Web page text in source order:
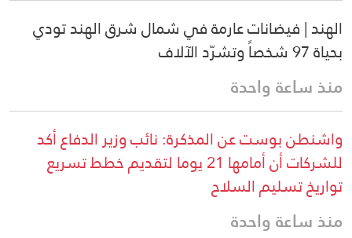
الهند | فيضانات عارمة في شمال شرق الهند تودي
بحياة 97 شخصاً وتشرّد الآلاف
منذ ساعة واحدة
واشنطن بوست عن المذكرة: نائب وزير الدفاع أكد
للشركات أن أمامها 21 يوما لتقديم خطط تسريع
تواريخ تسليم السلاح
منذ ساعة واحدة